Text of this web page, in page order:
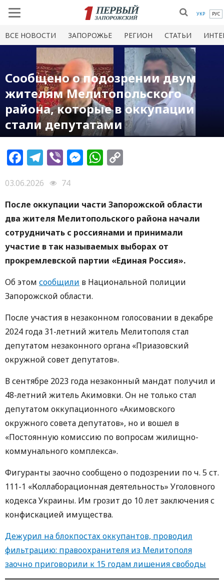
УКР РУС
ВСЕ НОВОСТИ ЗАПОРОЖЬЕ РЕГИОН СТАТЬИ
Сообщено о подозрении двум
жителям Мелитопольского
района, которые в оккупации
стали депутатами
Facebook
Telegram
ViberMessenger
WhatsApp
03.06.2026
74
После оккупации части Запорожской области
два жителя Мелитопольского района начали
сотрудничать с россиянами и принимали
участие в так называемых выборах от
прокремлевской партии «Единая Россия».
Об этом сообщили в Национальной полиции
Запорожской области.
После участия в незаконном голосовании в декабре
2024 года 31-летний житель Мелитополя стал
депутатом незаконного органа «Приазовский
окружной совет депутатов».
В сентябре 2023 года незаконный мандат получил и
48-летний житель Акимовки. Он не только стал
депутатом оккупационного «Акимовского
окружного совета депутатов», но и вошел в
«Постоянную комиссию по вопросам жилищно-
коммунального комплекса».
Фигуранты заочно сообщено о подозрении по ч. 5 ст.
111-1 «Коллаборационная деятельность» Уголовного
кодекса Украины. Им грозит до 10 лет заключения с
конфискацией имущества.
Дежурил на блокпостах оккупантов, проводил
фильтрацию: правоохранителя из Мелитополя
заочно приговорили к 15 годам лишения свободы